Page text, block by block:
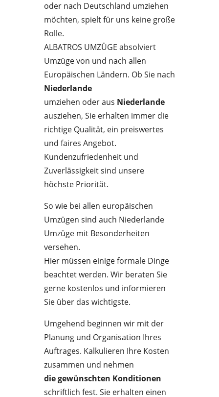
oder nach Deutschland umziehen
möchten, spielt für uns keine große
Rolle.
ALBATROS UMZÜGE absolviert
Umzüge von und nach allen
Europäischen Ländern. Ob Sie nach
Niederlande
umziehen oder aus Niederlande
ausziehen, Sie erhalten immer die
richtige Qualität, ein preiswertes
und faires Angebot.
Kundenzufriedenheit und
Zuverlässigkeit sind unsere
höchste Priorität.
So wie bei allen europäischen
Umzügen sind auch Niederlande
Umzüge mit Besonderheiten
versehen.
Hier müssen einige formale Dinge
beachtet werden. Wir beraten Sie
gerne kostenlos und informieren
Sie über das wichtigste.
Umgehend beginnen wir mit der
Planung und Organisation Ihres
Auftrages. Kalkulieren Ihre Kosten
zusammen und nehmen
die gewünschten Konditionen
schriftlich fest. Sie erhalten einen